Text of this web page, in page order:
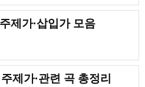
제가·삽입가 모음
제가·관련 곡 총정리